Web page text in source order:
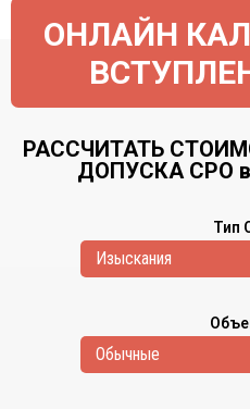
ОНЛАЙН
РАССЧИТАТЬ
ДОПУСКА СРО в
Тип
Изыскания
Обычные